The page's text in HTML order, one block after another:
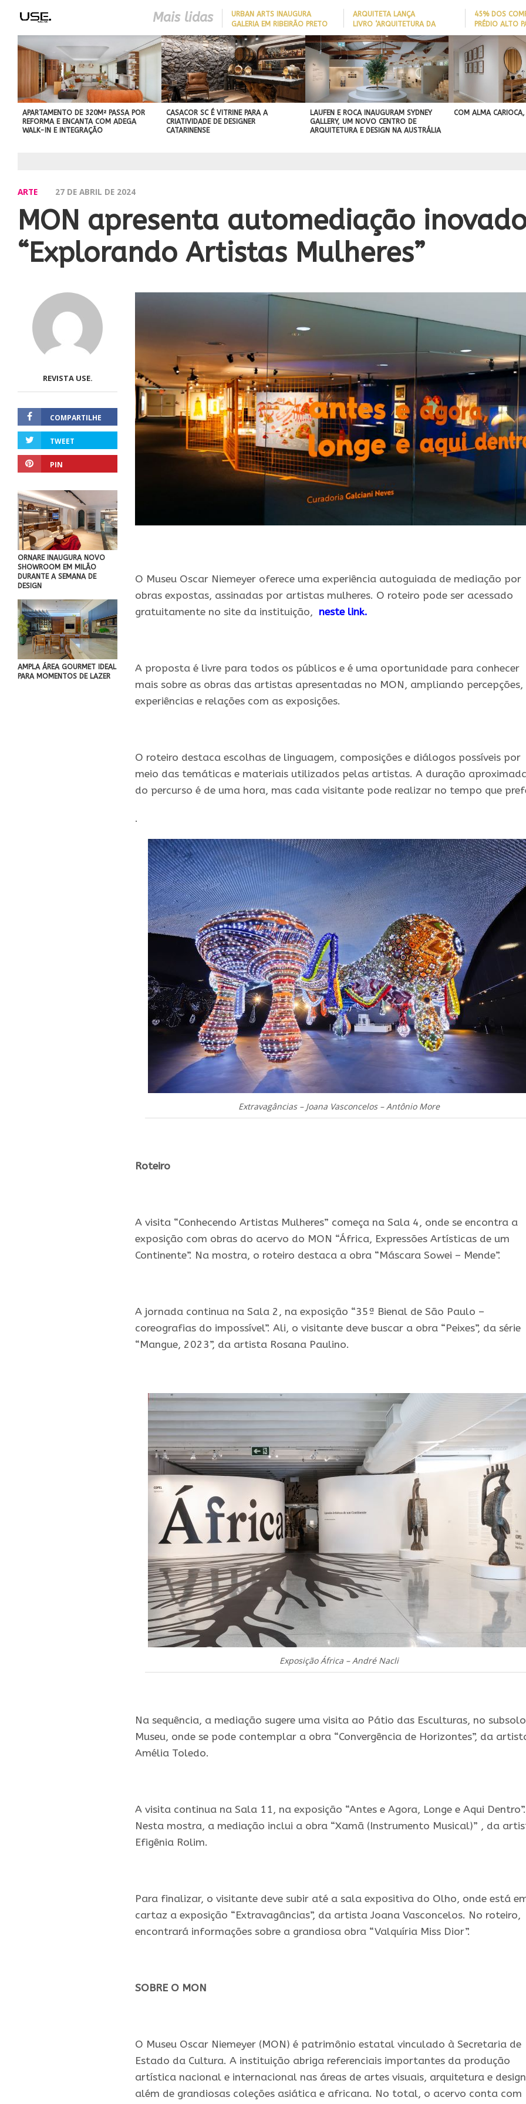
Mais lidas
​URBAN ARTS INAUGURA
GALERIA EM RIBEIRÃO PRETO
ARQUITETA LANÇA
LIVRO ‘ARQUITETURA DA
LONGEVIDADE’ PARA AJUDAR A
REDUZIR QUEDAS DE IDOSOS
EM CASA E ADAPTAR LARES
SEM REFORMAS
45% DOS
PRÉDIO ALTO
ITAJAÍ TÊM
PERFIL DO
BRASILEIRO
COM CHARME DA
ARQUITETURA ITALIANA, CASA
DE VILA COM 120M² GANHA
‘CARTÃO DE VISITAS’ COM
PAREDE DE TIJOLOS
APARENTES; CONFIRA
BEST IN SHOW
ABIMAD’42 DESTACA O DESIGN
BRASILEIRO E REFORÇA SUA PROJEÇÃO
NO MERCADO INTERNACIONAL
APARTAMENTO DE 320M² PASSA POR
REFORMA E ENCANTA COM ADEGA
WALK-IN E INTEGRAÇÃO
CASACOR SC É VITRINE PARA A
CRIATIVIDADE DE DESIGNER
CATARINENSE
LAUFEN E ROCA INAUGURAM SYDNEY
GALLERY, UM NOVO CENTRO DE
ARQUITETURA E DESIGN NA AUSTRÁLIA
COM ALMA
ARTE 27 DE ABRIL DE 2024
MON apresenta automediação
“Explorando Artistas Mulheres”
REVISTA USE.
COMPARTILHE
TWEET
PIN
ORNARE INAUGURA NOVO
SHOWROOM EM MILÃO
DURANTE A SEMANA DE
DESIGN
AMPLA ÁREA GOURMET IDEAL
PARA MOMENTOS DE LAZER
O Museu Oscar Niemeyer oferece uma experiência autoguiada de mediação por
obras expostas, assinadas por artistas mulheres. O roteiro pode ser acessado
gratuitamente no site da instituição, neste link.
A proposta é livre para todos os públicos e é uma oportunidade para conhecer
mais sobre as obras das artistas apresentadas no MON, ampliando percepções,
experiências e relações com as exposições.
O roteiro destaca escolhas de linguagem, composições e diálogos possíveis por
meio das temáticas e materiais utilizados pelas artistas. A duração
do percurso é de uma hora, mas cada visitante pode realizar no tempo que
.
Extravagâncias – Joana Vasconcelos – Antônio More
Roteiro
A visita “Conhecendo Artistas Mulheres” começa na Sala 4, onde se encontra a
exposição com obras do acervo do MON “África, Expressões Artísticas de um
Continente”. Na mostra, o roteiro destaca a obra “Máscara Sowei – Mende”.
A jornada continua na Sala 2, na exposição “35ª Bienal de São Paulo –
coreografias do impossível”. Ali, o visitante deve buscar a obra “Peixes”, da série
“Mangue, 2023”, da artista Rosana Paulino.
Exposição África – André Nacli
Na sequência, a mediação sugere uma visita ao Pátio das Esculturas, no
Museu, onde se pode contemplar a obra “Convergência de Horizontes”, da
Amélia Toledo.
A visita continua na Sala 11, na exposição “Antes e Agora, Longe e Aqui Dentro”.
Nesta mostra, a mediação inclui a obra “Xamã (Instrumento Musical)” , da
Efigênia Rolim.
Para finalizar, o visitante deve subir até a sala expositiva do Olho, onde está
cartaz a exposição “Extravagâncias”, da artista Joana Vasconcelos. No roteiro,
encontrará informações sobre a grandiosa obra “Valquíria Miss Dior”.
SOBRE O MON
O Museu Oscar Niemeyer (MON) é patrimônio estatal vinculado à Secretaria de
Estado da Cultura. A instituição abriga referenciais importantes da produção
artística nacional e internacional nas áreas de artes visuais, arquitetura e
além de grandiosas coleções asiática e africana. No total, o acervo conta com